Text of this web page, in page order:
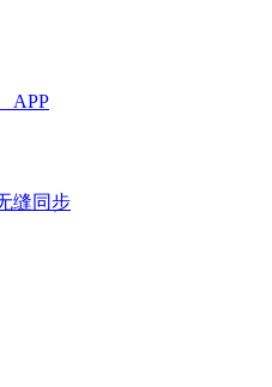
APP
缝同步